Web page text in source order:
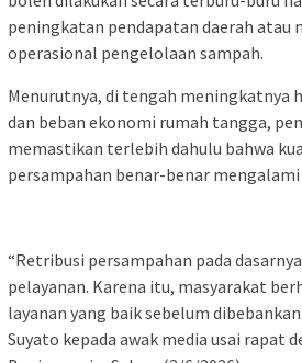
peningkatan pendapatan daerah atau
operasional pengelolaan sampah.
Menurutnya, di tengah meningkatnya
dan beban ekonomi rumah tangga,
memastikan terlebih dahulu bahwa
persampahan benar-benar
“Retribusi persampahan pada
pelayanan. Karena itu, masyarakat
layanan yang baik sebelum
Suyato kepada awak media usai rapat